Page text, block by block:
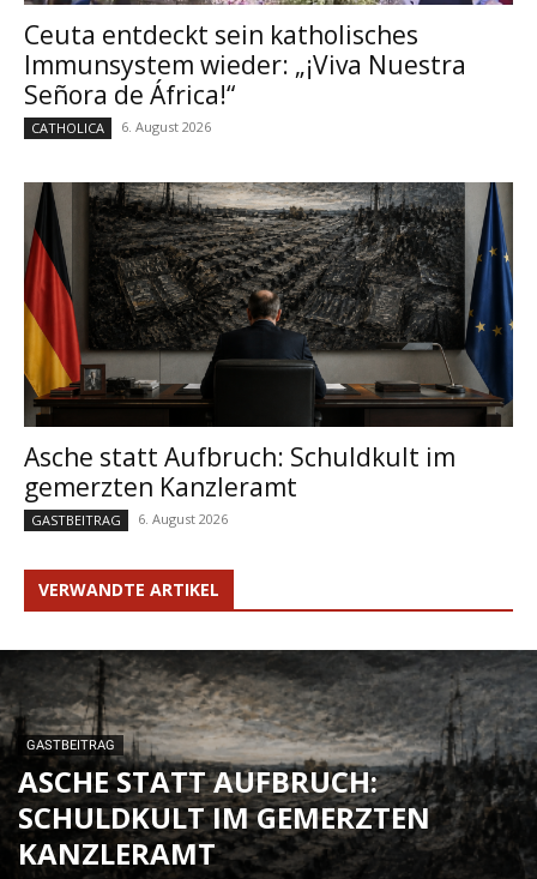
Ceuta entdeckt sein katholisches
Immunsystem wieder: „¡Viva Nuestra
Señora de África!“
CATHOLICA 6. August 2026
Asche statt Aufbruch: Schuldkult im
gemerzten Kanzleramt
GASTBEITRAG 6. August 2026
VERWANDTE ARTIKEL
GASTBEITRAG
ASCHE STATT AUFBRUCH:
SCHULDKULT IM GEMERZTEN
KANZLERAMT